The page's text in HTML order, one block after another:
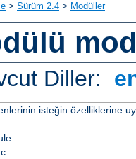
> Sürüm 2.4 > Modüller
Diller:
isteğin özelliklerine